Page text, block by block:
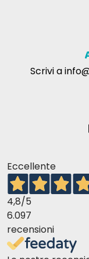
Scrivi a
Eccellente
4,8/5
6.097
recensioni